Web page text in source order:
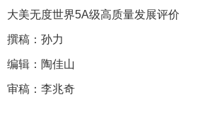
大美无度世界5A级高质量发展评价
撰稿：孙力
编辑：陶佳山
审稿：李兆奇